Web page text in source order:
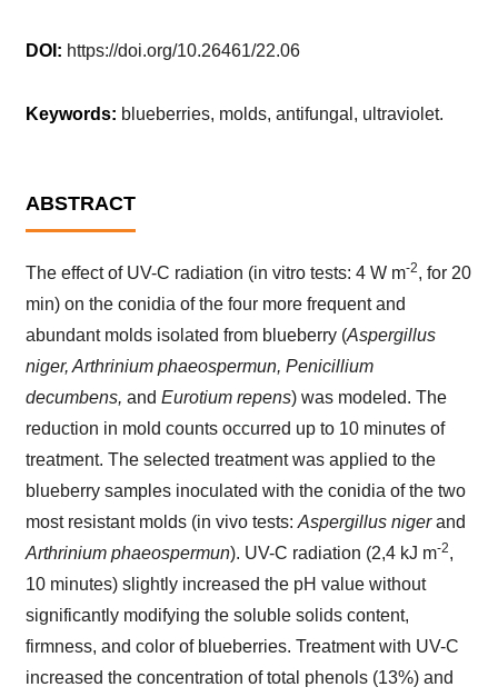
DOI: https://doi.org/10.26461/22.06
Keywords: blueberries, molds, antifungal, ultraviolet.
ABSTRACT
The effect of UV-C radiation (in vitro tests: 4 W m-2, for 20
min) on the conidia of the four more frequent and
abundant molds isolated from blueberry (Aspergillus
niger, Arthrinium phaeospermun, Penicillium
decumbens, and Eurotium repens) was modeled. The
reduction in mold counts occurred up to 10 minutes of
treatment. The selected treatment was applied to the
blueberry samples inoculated with the conidia of the two
most resistant molds (in vivo tests: Aspergillus nigerand
Arthrinium phaeospermun). UV-C radiation (2,4 kJ m-2,
10 minutes) slightly increased the pH value without
significantly modifying the soluble solids content,
firmness, and color of blueberries. Treatment with UV-C
increased the concentration of total phenols (13%) and